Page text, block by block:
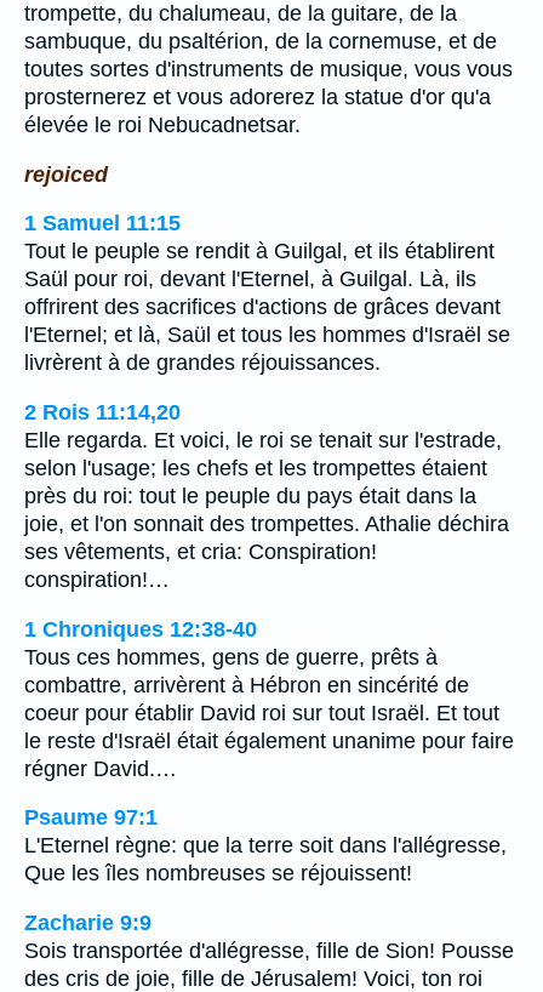
trompette, du chalumeau, de la guitare, de la
sambuque, du psaltérion, de la cornemuse, et de
toutes sortes d'instruments de musique, vous vous
prosternerez et vous adorerez la statue d'or qu'a
élevée le roi Nebucadnetsar.
rejoiced
1 Samuel 11:15
Tout le peuple se rendit à Guilgal, et ils établirent
Saül pour roi, devant l'Eternel, à Guilgal. Là, ils
offrirent des sacrifices d'actions de grâces devant
l'Eternel; et là, Saül et tous les hommes d'Israël se
livrèrent à de grandes réjouissances.
2 Rois 11:14,20
Elle regarda. Et voici, le roi se tenait sur l'estrade,
selon l'usage; les chefs et les trompettes étaient
près du roi: tout le peuple du pays était dans la
joie, et l'on sonnait des trompettes. Athalie déchira
ses vêtements, et cria: Conspiration!
conspiration!…
1 Chroniques 12:38-40
Tous ces hommes, gens de guerre, prêts à
combattre, arrivèrent à Hébron en sincérité de
coeur pour établir David roi sur tout Israël. Et tout
le reste d'Israël était également unanime pour faire
régner David.…
Psaume 97:1
L'Eternel règne: que la terre soit dans l'allégresse,
Que les îles nombreuses se réjouissent!
Zacharie 9:9
Sois transportée d'allégresse, fille de Sion! Pousse
des cris de joie, fille de Jérusalem! Voici, ton roi